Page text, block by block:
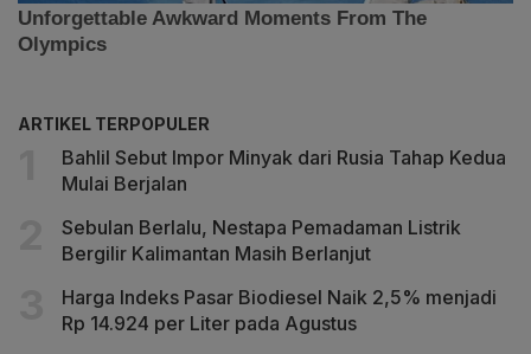
ARTIKEL TERPOPULER
Bahlil Sebut Impor Minyak dari Rusia Tahap Kedua
Mulai Berjalan
Sebulan Berlalu, Nestapa Pemadaman Listrik
Bergilir Kalimantan Masih Berlanjut
Harga Indeks Pasar Biodiesel Naik 2,5% menjadi
Rp 14.924 per Liter pada Agustus